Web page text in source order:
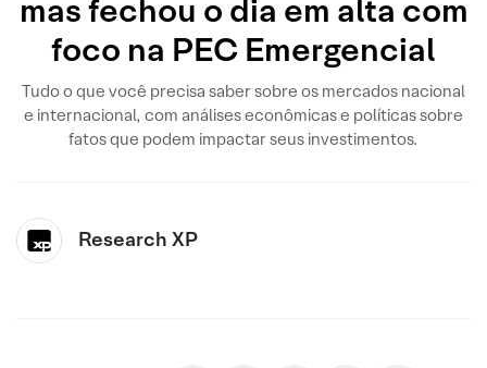
mas fechou o dia em alta com
foco na PEC Emergencial
Tudo o que você precisa saber sobre os mercados nacional
e internacional, com análises econômicas e políticas sobre
fatos que podem impactar seus investimentos.
Research XP